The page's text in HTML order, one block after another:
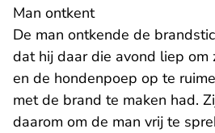
Man ontkent
De man ontkende de
dat hij daar die avond liep om
en de hondenpoep op te
met de brand te maken had.
daarom om de man vrij te